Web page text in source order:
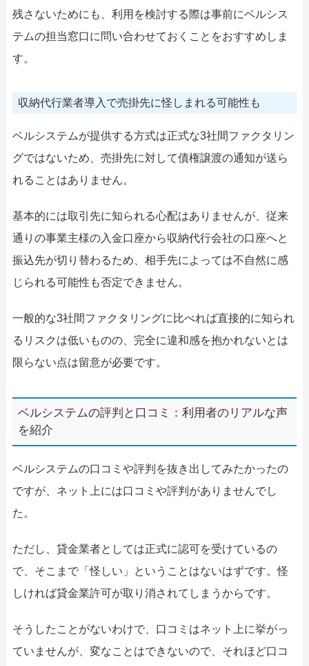
残さないためにも、利用を検討する際は事前にベルシス
テムの担当窓口に問い合わせておくことをおすすめしま
す。
収納代行業者導入で売掛先に怪しまれる可能性も
ベルシステムが提供する方式は正式な3社間ファクタリン
グではないため、売掛先に対して債権譲渡の通知が送ら
れることはありません。
基本的には取引先に知られる心配はありませんが、従来
通りの事業主様の入金口座から収納代行会社の口座へと
振込先が切り替わるため、相手先によっては不自然に感
じられる可能性も否定できません。
一般的な3社間ファクタリングに比べれば直接的に知られ
るリスクは低いものの、完全に違和感を抱かれないとは
限らない点は留意が必要です。
ベルシステムの評判と口コミ：利用者のリアルな声
を紹介
ベルシステムの口コミや評判を抜き出してみたかったの
ですが、ネット上には口コミや評判がありませんでし
た。
ただし、貸金業者としては正式に認可を受けているの
で、そこまで「怪しい」ということはないはずです。怪
しければ貸金業許可が取り消されてしまうからです。
そうしたことがないわけで、口コミはネット上に挙がっ
ていませんが、変なことはできないので、それほど口コ